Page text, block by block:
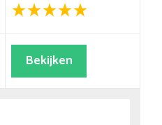
Bekijken